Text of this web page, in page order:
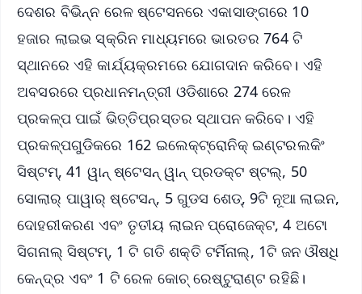
ଦେଶର ବିଭିନ୍ନ ରେଳ ଷ୍ଟେସନରେ ଏକାସାଙ୍ଗରେ 10
ହଜାର ଲାଇଭ ସ୍କ୍ରିନ ମାଧ୍ୟମରେ ଭାରତର 764 ଟି
ସ୍ଥାନରେ ଏହି କାର୍ଯ୍ୟକ୍ରମରେ ଯୋଗଦାନ କରିବେ। ଏହି
ଅବସରରେ ପ୍ରଧାନମନ୍ତ୍ରୀ ଓଡିଶାରେ 274 ରେଳ
ପ୍ରକଳ୍ପ ପାଇଁ ଭିତ୍ତିପ୍ରସ୍ତର ସ୍ଥାପନ କରିବେ। ଏହି
ପ୍ରକଳ୍ପଗୁଡିକରେ 162 ଇଲେକ୍ଟ୍ରୋନିକ୍ ଇଣ୍ଟରଲକିଂ
ସିଷ୍ଟମ୍, 41 ୱାନ୍ ଷ୍ଟେସନ୍ ୱାନ୍ ପ୍ରଡକ୍ଟ ଷ୍ଟଲ୍, 50
ସୋଲାର୍ ପାୱାର୍ ଷ୍ଟେସନ୍, 5 ଗୁଡସ ଶେଡ୍, 9ଟି ନୂଆ ଲାଇନ,
ଦୋହରୀକରଣ ଏବଂ ତୃତୀୟ ଲାଇନ ପ୍ରୋଜେକ୍ଟ, 4 ଅଟୋ
ସିଗନାଲ୍ ସିଷ୍ଟମ୍, 1 ଟି ଗତି ଶକ୍ତି ଟର୍ମିନାଲ୍, 1ଟି ଜନ ଔଷଧି
କେନ୍ଦ୍ର ଏବଂ 1 ଟି ରେଳ କୋଚ୍ ରେଷ୍ଟୁରାଣ୍ଟ ରହିଛି।